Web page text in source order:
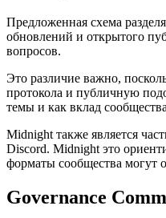
Предложенная схема
обновлений и открытого
вопросов.
Это различие важно,
протокола и публичную
темы и как вклад
Midnight также является
Discord. Midnight это
форматы сообщества могут
Governance